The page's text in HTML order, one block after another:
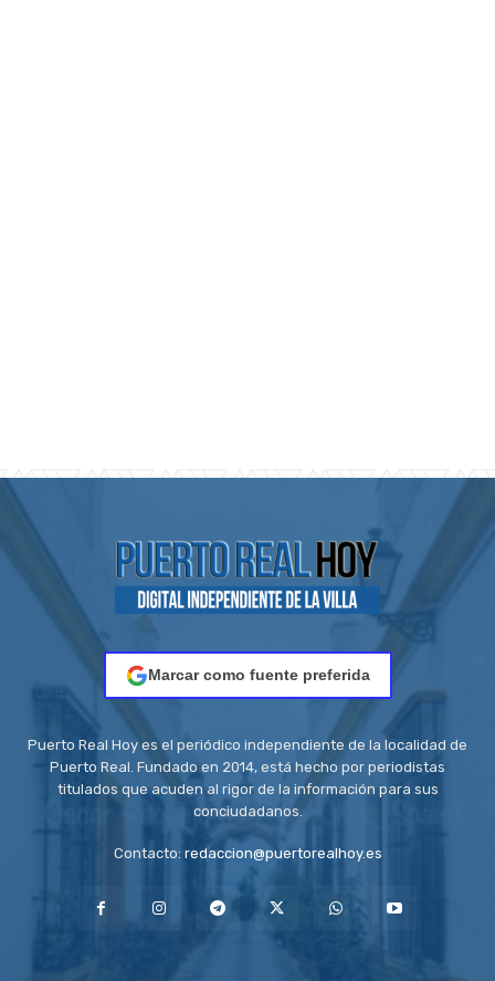
Marcar como fuente preferida
Puerto Real Hoy es el periódico independiente de la localidad de
Puerto Real. Fundado en 2014, está hecho por periodistas
titulados que acuden al rigor de la información para sus
conciudadanos.
Contacto: redaccion@puertorealhoy.es